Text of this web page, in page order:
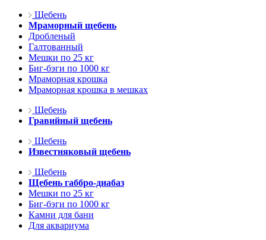
Щебень
Мраморный щебень
Дробленый
Галтованный
Мешки по 25 кг
Биг-бэги по 1000 кг
Мраморная крошка
Мраморная крошка в мешках
Щебень
Гравийный щебень
Щебень
Известняковый щебень
Щебень
Щебень габбро-диабаз
Мешки по 25 кг
Биг-бэги по 1000 кг
Камни для бани
Для аквариума